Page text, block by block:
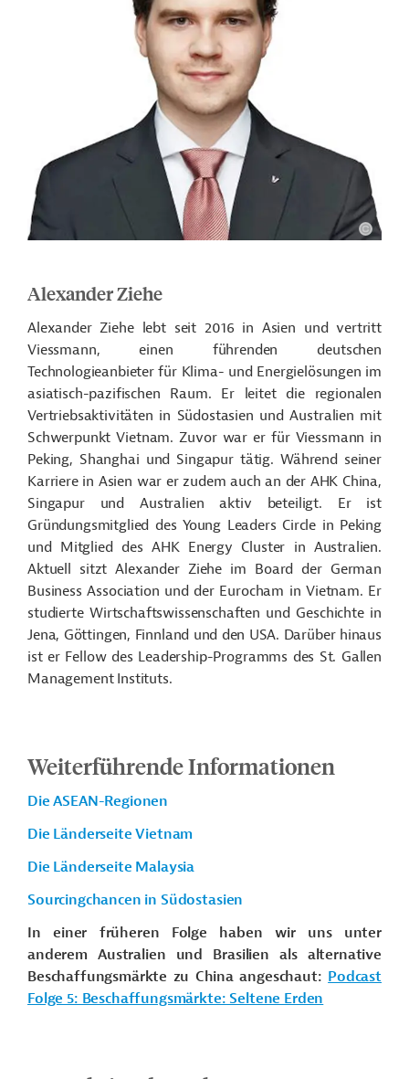
Alexander Ziehe
Alexander Ziehe lebt seit 2016 in Asien und vertritt
Viessmann, einen führenden deutschen
Technologieanbieter für Klima- und Energielösungen im
asiatisch-pazifischen Raum. Er leitet die regionalen
Vertriebsaktivitäten in Südostasien und Australien mit
Schwerpunkt Vietnam. Zuvor war er für Viessmann in
Peking, Shanghai und Singapur tätig. Während seiner
Karriere in Asien war er zudem auch an der AHK China,
Singapur und Australien aktiv beteiligt. Er ist
Gründungsmitglied des Young Leaders Circle in Peking
und Mitglied des AHK Energy Cluster in Australien.
Aktuell sitzt Alexander Ziehe im Board der German
Business Association und der Eurocham in Vietnam. Er
studierte Wirtschaftswissenschaften und Geschichte in
Jena, Göttingen, Finnland und den USA. Darüber hinaus
ist er Fellow des Leadership-Programms des St. Gallen
Management Instituts.
Weiterführende Informationen
Die ASEAN-Regionen
Die Länderseite Vietnam
Die Länderseite Malaysia
Sourcingchancen in Südostasien
In einer früheren Folge haben wir uns unter
anderem Australien und Brasilien als alternative
Beschaffungsmärkte zu China angeschaut: Podcast
Folge 5: Beschaffungsmärkte: Seltene Erden